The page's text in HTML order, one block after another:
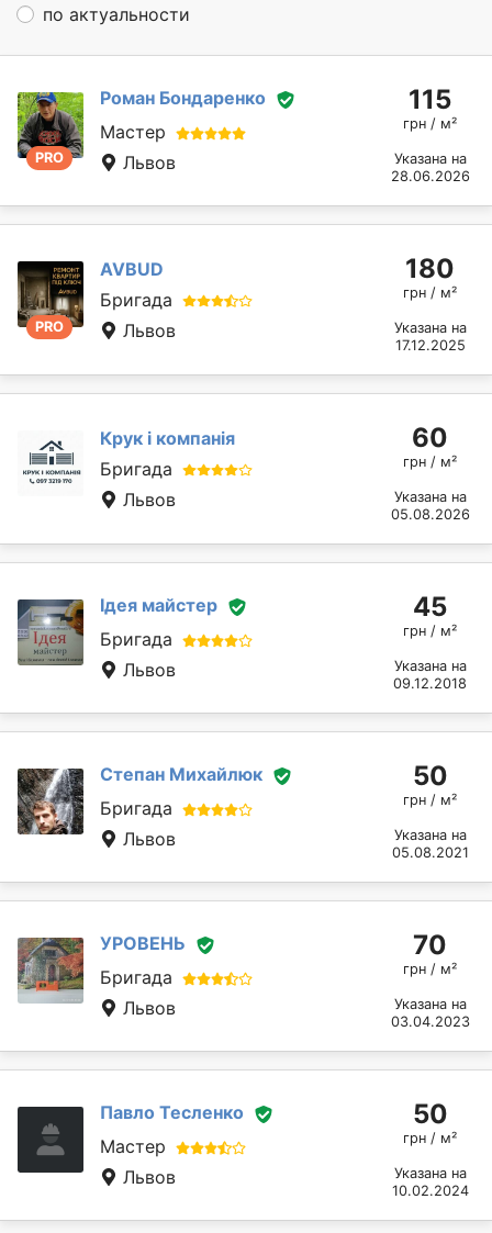
по актуальности
PRO
Роман Бондаренко
Мастер
Львов
115
грн / м²
Указана на
28.06.2026
PRO
AVBUD
Бригада
Львов
180
грн / м²
Указана на
17.12.2025
Крук і компанія
Бригада
Львов
60
грн / м²
Указана на
05.08.2026
Ідея майстер
Бригада
Львов
45
грн / м²
Указана на
09.12.2018
Степан Михайлюк
Бригада
Львов
50
грн / м²
Указана на
05.08.2021
УРОВЕНЬ
Бригада
Львов
70
грн / м²
Указана на
03.04.2023
Павло Тесленко
Мастер
Львов
50
грн / м²
Указана на
10.02.2024